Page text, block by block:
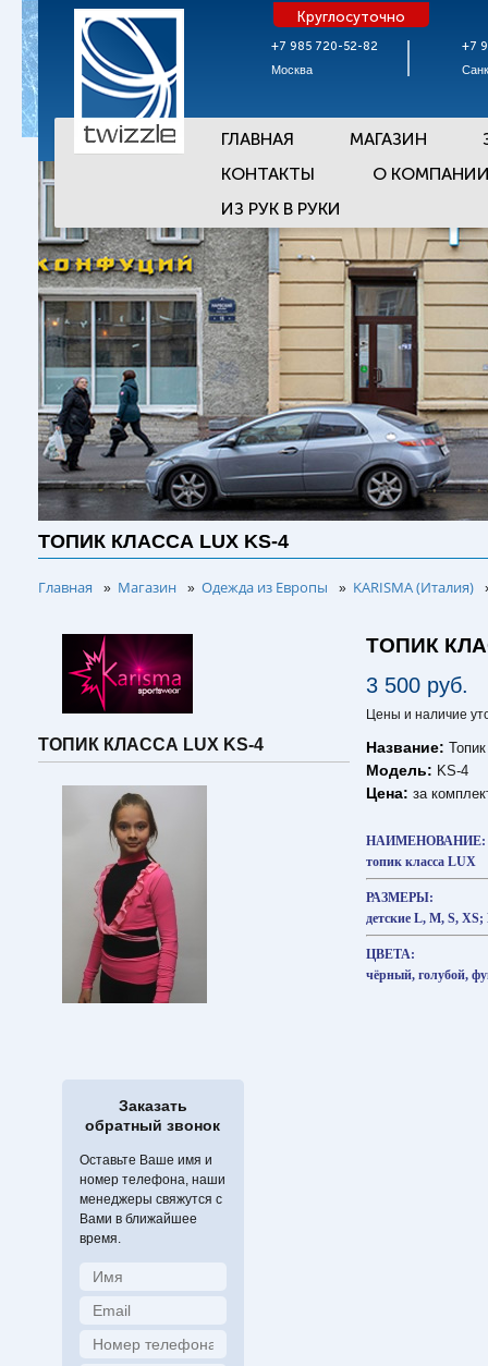
+7 985 720-52-82
Москва
Круглосуточно
+7
ГЛАВНАЯ МАГАЗИН
КОНТАКТЫ
О
ИЗ РУК В РУКИ
ТОПИК КЛАССА LUX KS-4
Главная » Магазин » Одежда из Европы » KARISMA (Италия)
ТОПИК КЛАССА LUX KS-4
Заказать
обратный звонок
Оставьте Ваше имя и
номер телефона, наши
менеджеры свяжутся с
Вами в ближайшее
время.
ТОПИК
3 500 руб.
Цены и наличие
Название:
Модель: KS-4
Цена:за
НАИМЕНОВАНИЕ:
топик класса LUX
РАЗМЕРЫ:
детские L, M, S,
ЦВЕТА:
чёрный, голубой,